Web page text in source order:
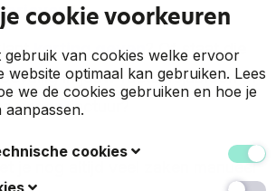
?
korting geven ? Of staat die
in jouw factuursjabloon of
vorige factuur?
je nog altijd veel zaken manueel
cookie voorkeuren
gebruik van cookies welke ervoor
website optimaal kan gebruiken. Lees
we de cookies gebruiken en hoe je
aanpassen.
cookies
gegevens om de